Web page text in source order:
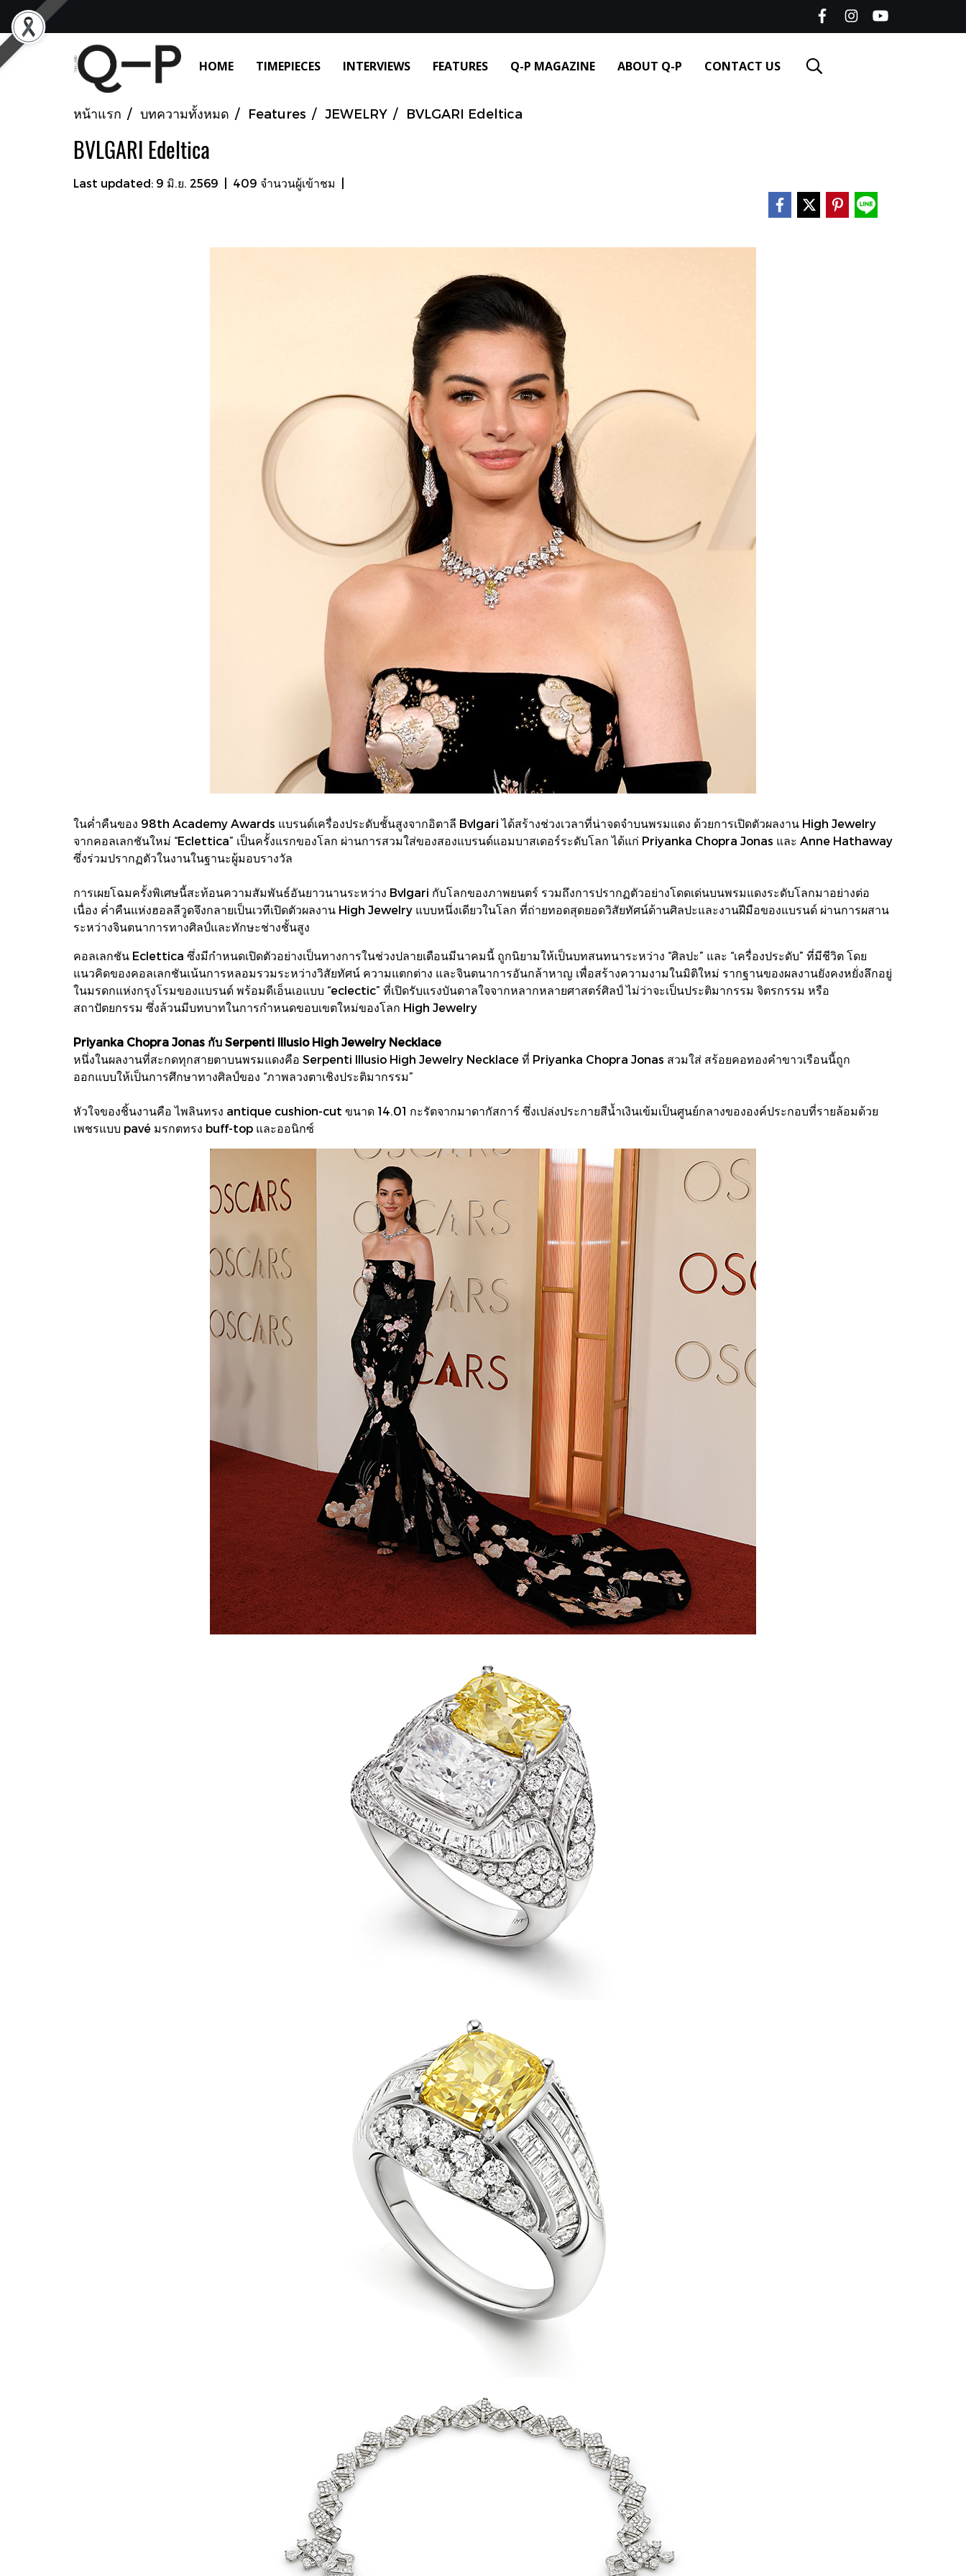
HOME TIMEPIECES INTERVIEWS FEATURES Q-P MAGAZINE ABOUT Q-P CONTACT US
หน้าแรก บทความทั้งหมด Features JEWELRY BVLGARI Edeltica
BVLGARI Edeltica
Last updated: 9 มิ.ย. 2569 409 จำนวนผู้เข้าชม
ในค่ำคืนของ 98th Academy Awards แบรนด์เครื่องประดับชั้นสูงจากอิตาลี Bvlgari ได้สร้างช่วงเวลาที่น่าจดจำบนพรมแดง ด้วยการเปิดตัวผลงาน High Jewelry
จากคอลเลกชันใหม่ “Eclettica” เป็นครั้งแรกของโลก ผ่านการสวมใส่ของสองแบรนด์แอมบาสเดอร์ระดับโลก ได้แก่ Priyanka Chopra Jonas และ Anne Hathaway
ซึ่งร่วมปรากฏตัวในงานในฐานะผู้มอบรางวัล
การเผยโฉมครั้งพิเศษนี้สะท้อนความสัมพันธ์อันยาวนานระหว่าง Bvlgari กับโลกของภาพยนตร์ รวมถึงการปรากฏตัวอย่างโดดเด่นบนพรมแดงระดับโลกมาอย่างต่อ
เนื่อง ค่ำคืนแห่งฮอลลีวูดจึงกลายเป็นเวทีเปิดตัวผลงาน High Jewelry แบบหนึ่งเดียวในโลก ที่ถ่ายทอดสุดยอดวิสัยทัศน์ด้านศิลปะและงานฝีมือของแบรนด์ ผ่านการผสาน
ระหว่างจินตนาการทางศิลป์และทักษะช่างชั้นสูง
คอลเลกชัน Eclettica ซึ่งมีกำหนดเปิดตัวอย่างเป็นทางการในช่วงปลายเดือนมีนาคมนี้ ถูกนิยามให้เป็นบทสนทนาระหว่าง “ศิลปะ” และ “เครื่องประดับ” ที่มีชีวิต โดย
แนวคิดของคอลเลกชันเน้นการหลอมรวมระหว่างวิสัยทัศน์ ความแตกต่าง และจินตนาการอันกล้าหาญ เพื่อสร้างความงามในมิติใหม่ รากฐานของผลงานยังคงหยั่งลึกอยู่
ในมรดกแห่งกรุงโรมของแบรนด์ พร้อมดีเอ็นเอแบบ “eclectic” ที่เปิดรับแรงบันดาลใจจากหลากหลายศาสตร์ศิลป์ ไม่ว่าจะเป็นประติมากรรม จิตรกรรม หรือ
สถาปัตยกรรม ซึ่งล้วนมีบทบาทในการกำหนดขอบเขตใหม่ของโลก High Jewelry
Priyanka Chopra Jonas กับ Serpenti Illusio High Jewelry Necklace
หนึ่งในผลงานที่สะกดทุกสายตาบนพรมแดงคือ Serpenti Illusio High Jewelry Necklace ที่ Priyanka Chopra Jonas สวมใส่ สร้อยคอทองคำขาวเรือนนี้ถูก
ออกแบบให้เป็นการศึกษาทางศิลป์ของ “ภาพลวงตาเชิงประติมากรรม”
หัวใจของชิ้นงานคือ ไพลินทรง antique cushion-cut ขนาด 14.01 กะรัตจากมาดากัสการ์ ซึ่งเปล่งประกายสีน้ำเงินเข้มเป็นศูนย์กลางขององค์ประกอบที่รายล้อมด้วย
เพชรแบบ pavé มรกตทรง buff-top และออนิกซ์